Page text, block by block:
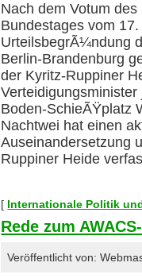
Nach dem Votum
Bundestages vom
UrteilsbegrÃ¼ndung
Berlin-Brandenburg
der Kyritz-Ruppiner
Boden-SchieÃŸplatz
Nachtwei hat einen
Auseinandersetzung
Ruppiner Heide
[ Internationale Politik
Rede zum
Veröffentlicht von: